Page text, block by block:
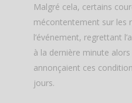
Malgré cela, certains
mécontentement sur les
l’événement, regrettant
à la dernière minute
annonçaient ces
jours.